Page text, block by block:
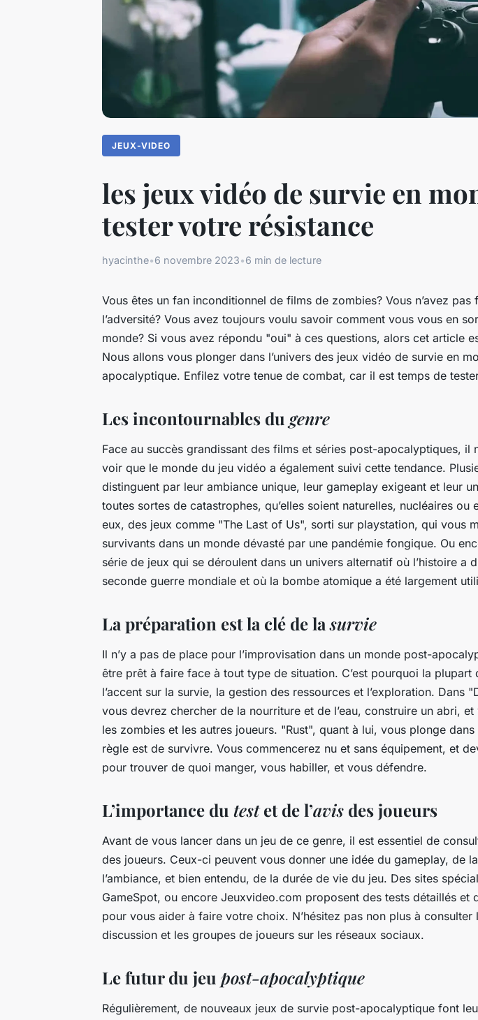
JEUX-VIDEO
les jeux vidéo de survie en
tester votre résistance
hyacinthe•6 novembre 2023•6 min de lecture
Vous êtes un fan inconditionnel de films de zombies? Vous n’avez
l’adversité? Vous avez toujours voulu savoir comment vous vous en
monde? Si vous avez répondu "oui" à ces questions, alors cet article
Nous allons vous plonger dans l’univers des jeux vidéo de survie en
apocalyptique. Enfilez votre tenue de combat, car il est temps de
Les incontournables du genre
Face au succès grandissant des films et séries post-apocalyptiques, il
voir que le monde du jeu vidéo a également suivi cette tendance.
distinguent par leur ambiance unique, leur gameplay exigeant et leur
toutes sortes de catastrophes, qu’elles soient naturelles, nucléaires ou
eux, des jeux comme "The Last of Us", sorti sur playstation, qui vous
survivants dans un monde dévasté par une pandémie fongique. Ou
série de jeux qui se déroulent dans un univers alternatif où l’histoire a
seconde guerre mondiale et où la bombe atomique a été largement
La préparation est la clé de lasurvie
Il n’y a pas de place pour l’improvisation dans un monde post-
être prêt à faire face à tout type de situation. C’est pourquoi la plupart
l’accent sur la survie, la gestion des ressources et l’exploration. Dans
vous devrez chercher de la nourriture et de l’eau, construire un abri,
les zombies et les autres joueurs. "Rust", quant à lui, vous plonge
règle est de survivre. Vous commencerez nu et sans équipement, et
pour trouver de quoi manger, vous habiller, et vous défendre.
L’importance du testet de l’avis des joueurs
Avant de vous lancer dans un jeu de ce genre, il est essentiel de
des joueurs. Ceux-ci peuvent vous donner une idée du gameplay, de
l’ambiance, et bien entendu, de la durée de vie du jeu. Des sites
GameSpot, ou encore Jeuxvideo.com proposent des tests détaillés et
pour vous aider à faire votre choix. N’hésitez pas non plus à consulter
discussion et les groupes de joueurs sur les réseaux sociaux.
Le futur du jeu post-apocalyptique
Régulièrement, de nouveaux jeux de survie post-apocalyptique font